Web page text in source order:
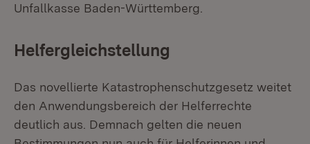
Unfallkasse Baden-Württemberg.
Helfergleichstellung
Das novellierte Katastrophenschutzgesetz weitet
den Anwendungsbereich der Helferrechte
deutlich aus. Demnach gelten die neuen